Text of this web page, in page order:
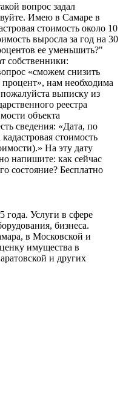
вопрос задал
Имею в Самаре в
стоимость около 10
выросла за год на 30
ее уменьшить?"
собственники:
«сможем снизить
нам необходима
выписку из
реестра
объекта
сведения: «Дата, по
стоимость
На эту дату
напишите: как сейчас
состояние? Бесплатно
года. Услуги в сфере
бизнеса.
в Московской и
имущества в
и других